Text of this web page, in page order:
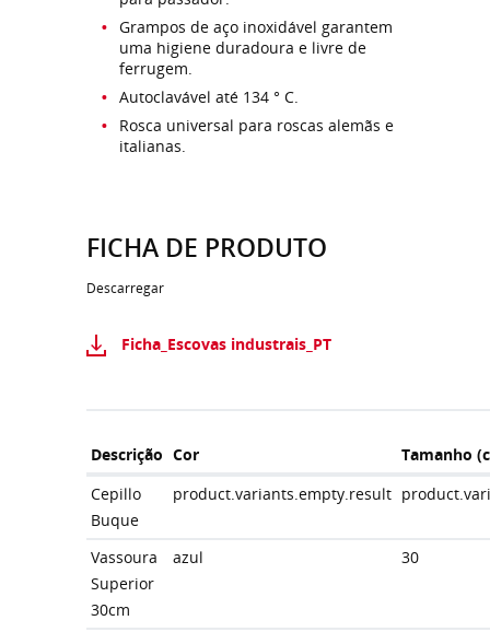
Grampos de aço inoxidável garantem
uma higiene duradoura e livre de
ferrugem.
Autoclavável até 134 ° C.
Rosca universal para roscas alemãs e
italianas.
FICHA DE PRODUTO
Descarregar
Ficha_Escovas industrais_PT
Descrição Cor
Tamanho
Cepillo
Buque
product.variants.empty.result
Vassoura
Superior
30cm
azul 30